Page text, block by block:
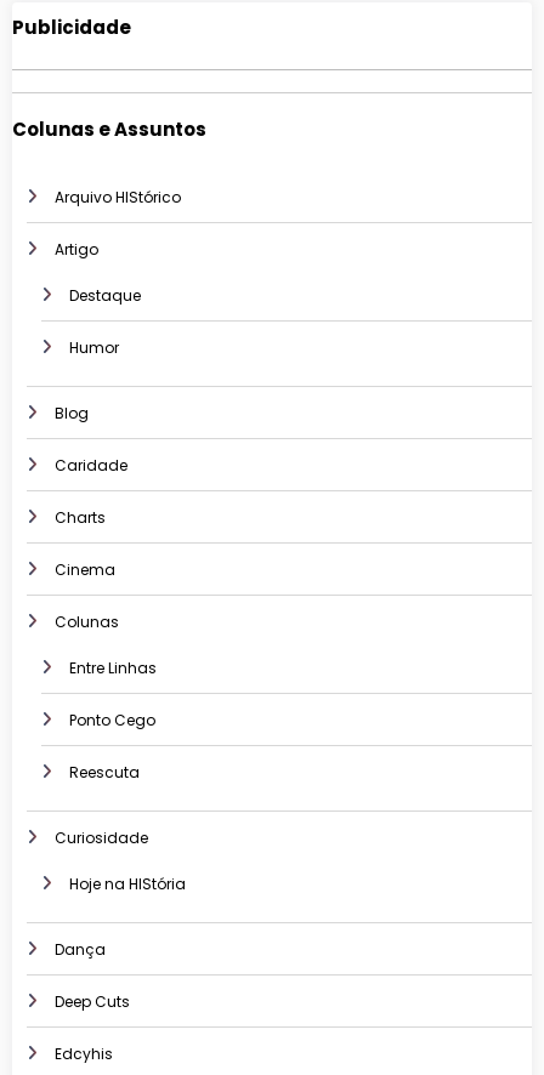
Publicidade
Colunas e Assuntos
Arquivo HIStórico
Artigo
Destaque
Humor
Blog
Caridade
Charts
Cinema
Colunas
Entre Linhas
Ponto Cego
Reescuta
Curiosidade
Hoje na HIStória
Dança
Deep Cuts
Edcyhis